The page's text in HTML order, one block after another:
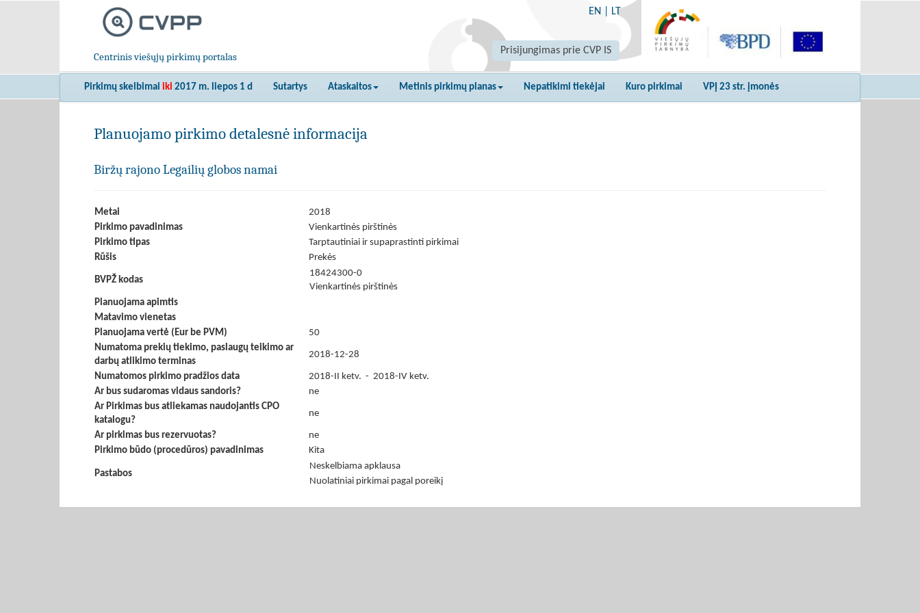
Centrinis viešųjų pirkimų portalas
EN LT
Prisijungimas prie CVP IS
Pirkimų skelbimai iki 2017 m. liepos 1 d Sutartys Ataskaitos Metinis pirkimų planas Nepatikimi tiekėjai Kuro pirkimai VPĮ 23 str. įmonės
Planuojamo pirkimo detalesnė informacija
Biržų rajono Legailių globos namai
Metai
2018
Pirkimo pavadinimas
Vienkartinės pirštinės
Pirkimo tipas
Tarptautiniai ir supaprastinti pirkimai
Rūšis
Prekės
BVPŽ kodas
18424300-0
Vienkartinės pirštinės
Planuojama apimtis
Matavimo vienetas
Planuojama vertė (Eur be PVM)
50
Numatoma prekių tiekimo, paslaugų teikimo ar
darbų atlikimo terminas
2018-12-28
Numatomos pirkimo pradžios data
2018-II ketv. - 2018-IV ketv.
Ar bus sudaromas vidaus sandoris?
ne
Ar Pirkimas bus atliekamas naudojantis CPO
katalogu?
ne
Ar pirkimas bus rezervuotas?
ne
Pirkimo būdo (procedūros) pavadinimas
Kita
Pastabos
Neskelbiama apklausa
Nuolatiniai pirkimai pagal poreikį